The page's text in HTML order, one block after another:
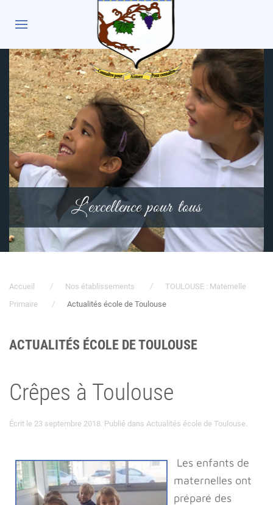
L'excellence pour tous
Accueil Nos établissements
TOULOUSE : Maternelle
Primaire
Actualités école de Toulouse
ACTUALITÉS ÉCOLE DE TOULOUSE
Crêpes à Toulouse
Écrit le 23 septembre 2018. Publié dans Actualités école de Toulouse.
Les enfants de
maternelles ont
préparé des